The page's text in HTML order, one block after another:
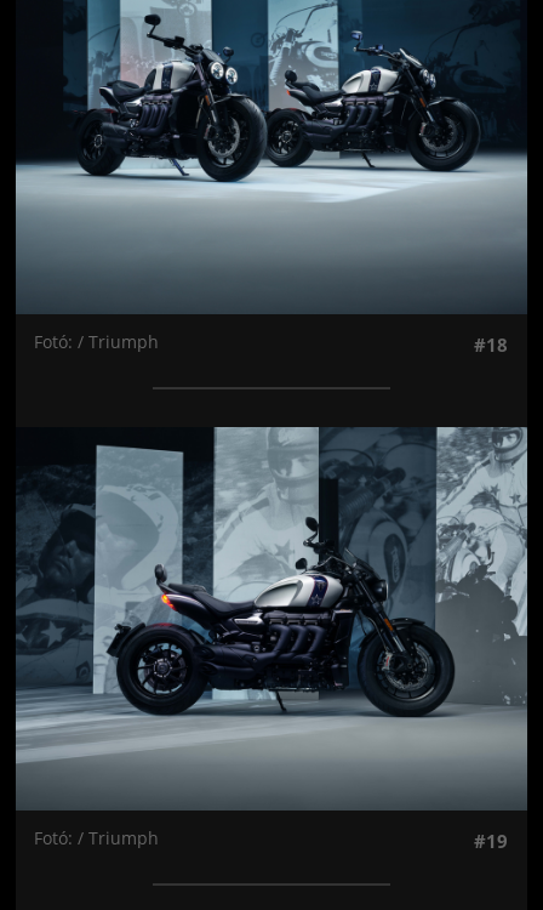
Fotó: / Triumph #18
Jön még kép!
Fotó: / Triumph #19